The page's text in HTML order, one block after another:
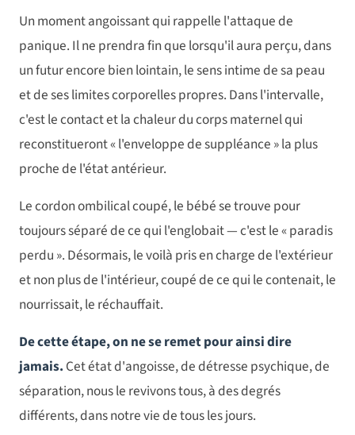
Un moment angoissant qui rappelle l'attaque de
panique. Il ne prendra fin que lorsqu'il aura perçu, dans
un futur encore bien lointain, le sens intime de sa peau
et de ses limites corporelles propres. Dans l'intervalle,
c'est le contact et la chaleur du corps maternel qui
reconstitueront « l'enveloppe de suppléance » la plus
proche de l'état antérieur.
Le cordon ombilical coupé, le bébé se trouve pour
toujours séparé de ce qui l'englobait — c'est le « paradis
perdu ». Désormais, le voilà pris en charge de l'extérieur
et non plus de l'intérieur, coupé de ce qui le contenait, le
nourrissait, le réchauffait.
De cette étape, on ne se remet pour ainsi dire
jamais. Cet état d'angoisse, de détresse psychique, de
séparation, nous le revivons tous, à des degrés
différents, dans notre vie de tous les jours.